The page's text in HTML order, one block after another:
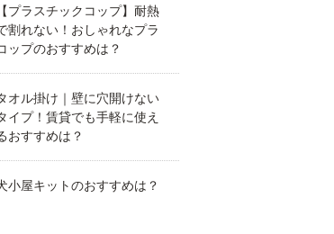
【プラスチックコップ】耐熱
割れない！おしゃれなプラ
ップのおすすめは？
オル掛け｜壁に穴開けない
イプ！賃貸でも手軽に使え
おすすめは？
小屋キットのおすすめは？